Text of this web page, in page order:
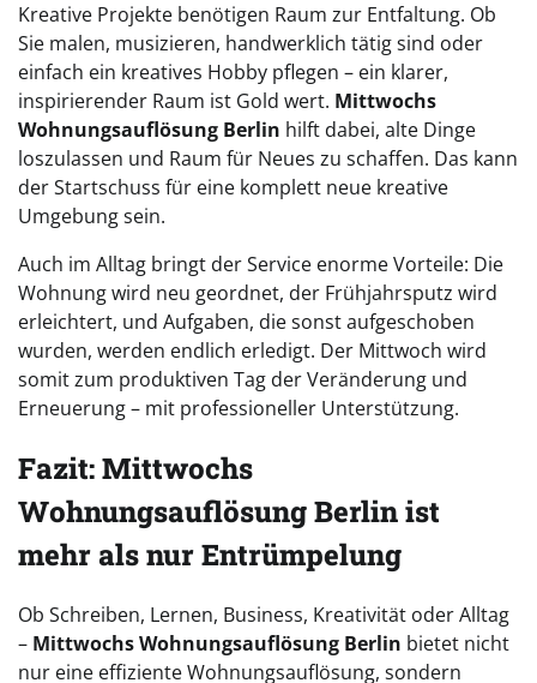
Kreative Projekte benötigen Raum zur Entfaltung. Ob
Sie malen, musizieren, handwerklich tätig sind oder
einfach ein kreatives Hobby pflegen – ein klarer,
inspirierender Raum ist Gold wert. Mittwochs
Wohnungsauflösung Berlin hilft dabei, alte Dinge
loszulassen und Raum für Neues zu schaffen. Das kann
der Startschuss für eine komplett neue kreative
Umgebung sein.
Auch im Alltag bringt der Service enorme Vorteile: Die
Wohnung wird neu geordnet, der Frühjahrsputz wird
erleichtert, und Aufgaben, die sonst aufgeschoben
wurden, werden endlich erledigt. Der Mittwoch wird
somit zum produktiven Tag der Veränderung und
Erneuerung – mit professioneller Unterstützung.
Fazit: Mittwochs
Wohnungsauflösung Berlin ist
mehr als nur Entrümpelung
Ob Schreiben, Lernen, Business, Kreativität oder Alltag
– Mittwochs Wohnungsauflösung Berlin bietet nicht
nur eine effiziente Wohnungsauflösung, sondern